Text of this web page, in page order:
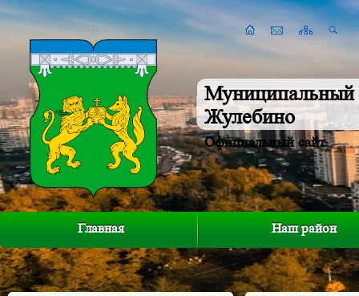
Муниципальный
Жулебино
Официальный сайт
Главная Наш район